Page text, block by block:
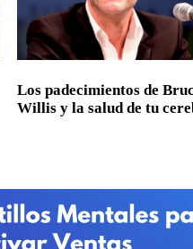
Los padecimientos de
Willis y la salud de tu